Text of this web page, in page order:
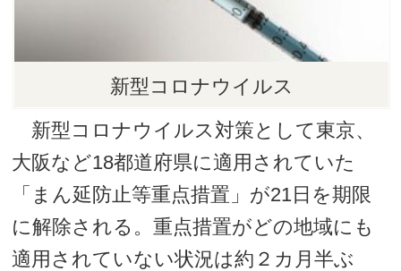
新型コロナウイルス
新型コロナウイルス対策として東京、
大阪など18都道府県に適用されていた
「まん延防止等重点措置」が21日を期限
に解除される。重点措置がどの地域にも
適用されていない状況は約２カ月半ぶ